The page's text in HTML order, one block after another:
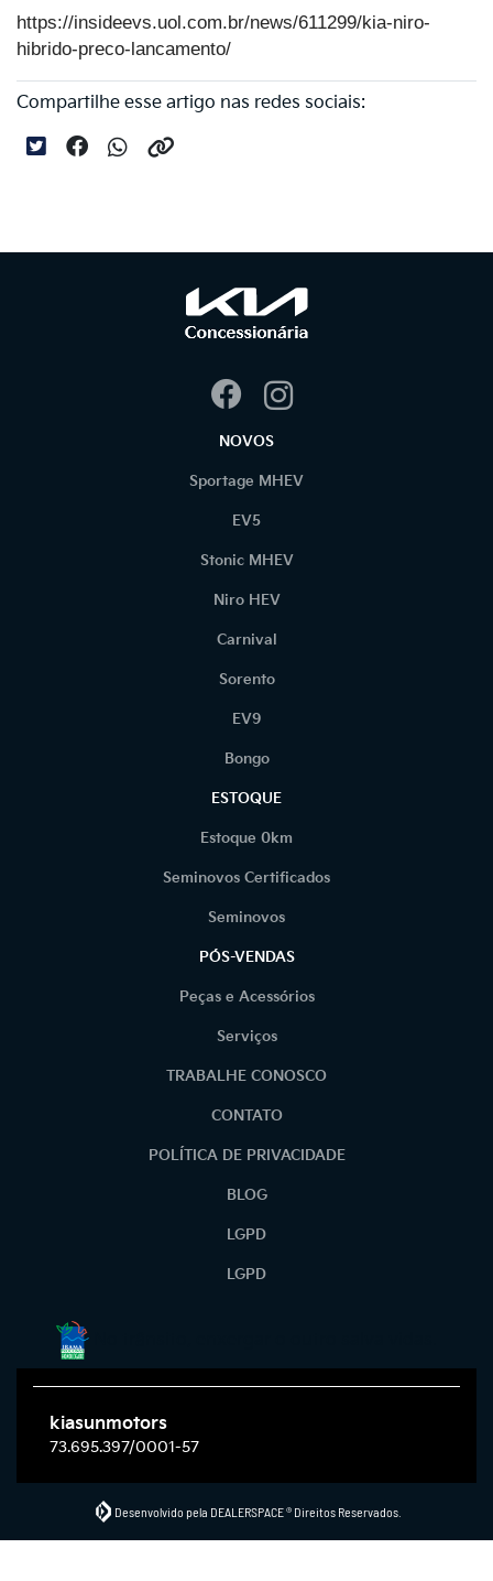
https://insideevs.uol.com.br/news/611299/kia-niro-
hibrido-preco-lancamento/
Compartilhe esse artigo nas redes sociais:
NOVOS
Sportage MHEV
EV5
Stonic MHEV
Niro HEV
Carnival
Sorento
EV9
Bongo
ESTOQUE
Estoque 0km
Seminovos Certificados
Seminovos
PÓS-VENDAS
Peças e Acessórios
Serviços
TRABALHE CONOSCO
CONTATO
POLÍTICA DE PRIVACIDADE
BLOG
LGPD
LGPD
kiasunmotors
73.695.397/0001-57
Desenvolvido pela DEALERSPACE ® Direitos Reservados.